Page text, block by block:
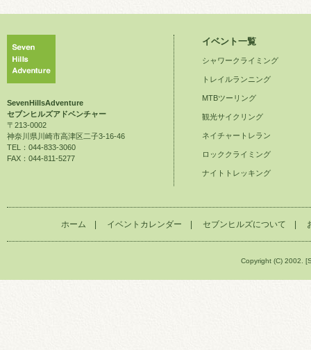
SevenHillsAdventure
セブンヒルズアドベンチャー
〒213-0002
神奈川県川崎市高津区二子3-16-46
TEL：044-833-3060
FAX：044-811-5277
イベント一覧
シャワークライミング
トレイルランニング
MTBツーリング
観光サイクリング
ネイチャートレラン
ロッククライミング
ナイトトレッキング
ホーム イベントカレンダー セブンヒルズについて
Copyright (C) 2002.